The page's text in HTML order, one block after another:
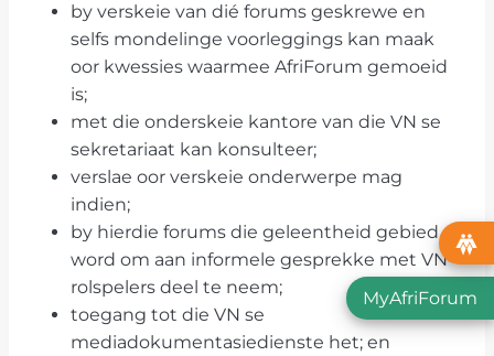
by verskeie van dié forums geskrewe en
selfs mondelinge voorleggings kan maak
oor kwessies waarmee AfriForum gemoeid
is;
met die onderskeie kantore van die VN se
sekretariaat kan konsulteer;
verslae oor verskeie onderwerpe mag
indien;
by hierdie forums die geleentheid gebied
word om aan informele gesprekke met VN-
rolspelers deel te neem;
toegang tot die VN se
mediadokumentasiedienste het; en
MyAfriForum